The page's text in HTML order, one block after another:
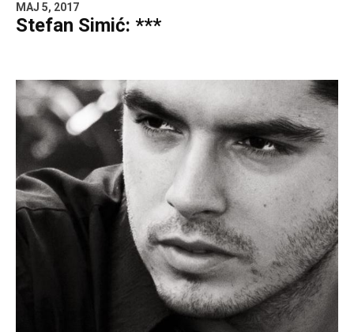
MAJ 5, 2017
Stefan Simić: ***